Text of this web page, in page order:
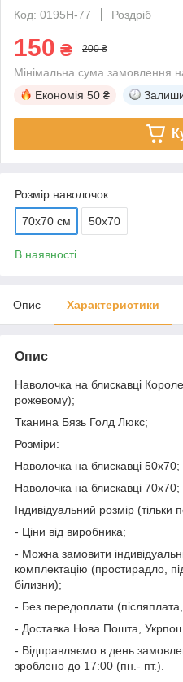
Код: 0195Н-77
Роздріб
150 ₴ 200 ₴
Мінімальна сума замовлення
Економія 50 ₴
Розмір наволочок
70х70 см 50х70
В наявності
Опис Характеристики
Опис
Наволочка на блискавці
рожевому);
Тканина Бязь Голд Люкс;
Розміри:
Наволочка на блискавці 50х70;
Наволочка на блискавці 70х70;
Індивідуальний розмір (тільки
- Ціни від виробника;
- Можна замовити
комплектацію (простирадло,
білизни);
- Без передоплати (післяплата,
- Доставка Нова Пошта,
- Відправляємо в день
зроблено до 17:00 (пн.- пт.).